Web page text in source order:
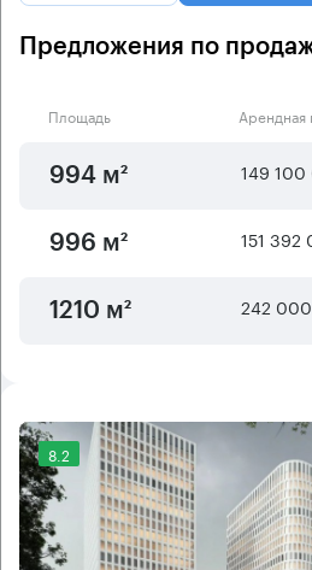
Предложения по
Площадь Арендная
994 м² 149
996 м² 151 392
1210 м² 242
8.2